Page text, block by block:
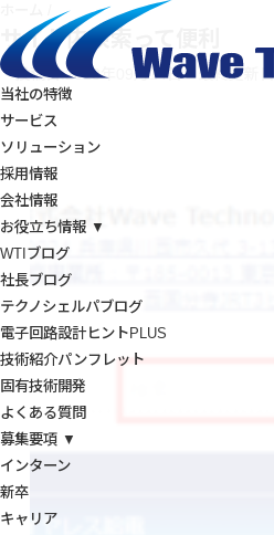
当社の特徴
サービス
ソリューション
採用情報
会社情報
お役立ち情報 ▼
WTIブログ
社長ブログ
テクノシェルパブログ
電子回路設計ヒントPLUS
技術紹介パンフレット
固有技術開発
よくある質問
募集要項 ▼
インターン
新卒
キャリア
サイト内検索って便利
投稿日:2018年09月14日 最終更新